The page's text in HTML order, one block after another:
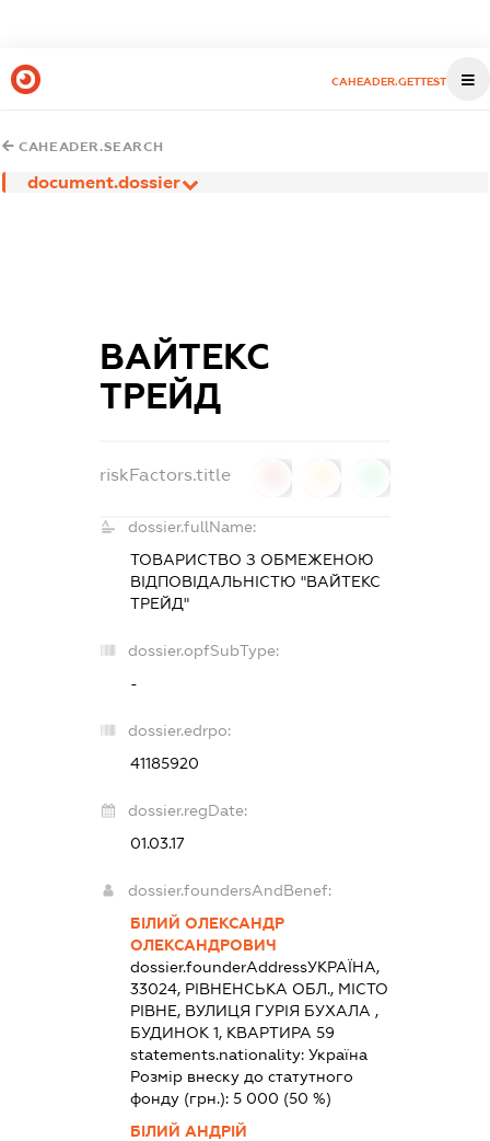
CAHEADER.GETTEST
CAHEADER.SEARCH
document.dossier
ВАЙТЕКС
ТРЕЙД
riskFactors.title
dossier.fullName:
ТОВАРИСТВО З ОБМЕЖЕНОЮ
ВІДПОВІДАЛЬНІСТЮ "ВАЙТЕКС
ТРЕЙД"
dossier.opfSubType:
-
dossier.edrpo:
41185920
dossier.regDate:
01.03.17
dossier.foundersAndBenef:
БІЛИЙ ОЛЕКСАНДР
ОЛЕКСАНДРОВИЧ
dossier.founderAddressУКРАЇНА,
33024, РІВНЕНСЬКА ОБЛ., МІСТО
РІВНЕ, ВУЛИЦЯ ГУРІЯ БУХАЛА ,
БУДИНОК 1, КВАРТИРА 59
statements.nationality: Україна
Розмір внеску до статутного
фонду (грн.): 5 000 (50 %)
БІЛИЙ АНДРІЙ